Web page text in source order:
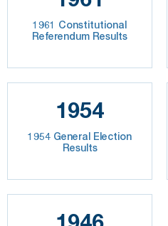
1961 Constitutional
Referendum Results
1954
1954 General Election
Results